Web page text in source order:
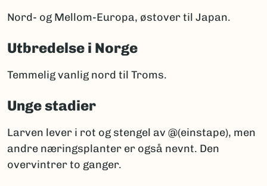
Nord- og Mellom-Europa, østover til Japan.
Utbredelse i Norge
Temmelig vanlig nord til Troms.
Unge stadier
Larven lever i rot og stengel av @(einstape), men
andre næringsplanter er også nevnt. Den
overvintrer to ganger.